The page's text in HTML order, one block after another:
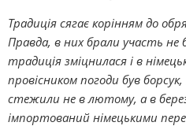
Традиція сягає корінням до
Правда, в них брали участь не
традиція зміцнилася і в
провісником погоди був
стежили не в лютому, а в
імпортований німецькими